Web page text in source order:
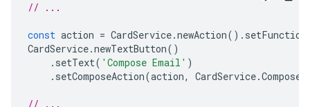
// ...
const action = CardService.newAction().
CardService.newTextButton()
. setText( 'Compose Email' )
. setComposeAction(action, CardService.
// ...